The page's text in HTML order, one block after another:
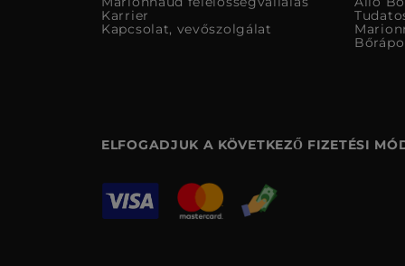
Karrier
Kapcsolat, vevőszolgálat
ELFOGADJUK A KÖVETKEZŐ FIZETÉSI